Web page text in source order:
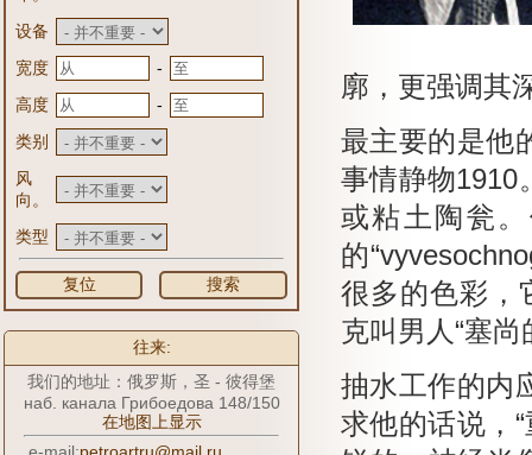
设备
宽度
-
高度
-
类别
风
向。
类型
复位 搜索
往来:
我们的地址：俄罗斯，圣 - 彼得堡
наб. канала Грибоедова 148/150
在地图上显示
廓，更强调其
最主要的是他
事情静物1910
或粘土陶瓮。
的
很多的色彩，
克叫男人“塞
抽水工作的内
求他的话说，